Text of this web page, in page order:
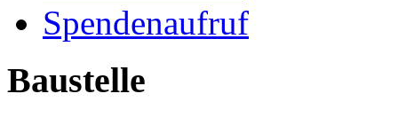
Spendenaufruf
Baustelle